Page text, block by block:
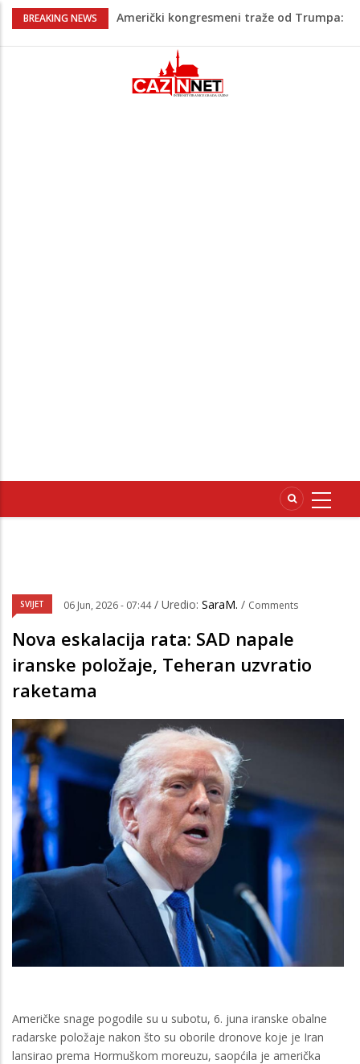
BREAKING NEWS
Američki kongresmeni traže od Trumpa:
Republike Srpske
Lana Pudar predvodi BiH na EP: Pariz
čeka najbolju bh. plivačicu
SVIJET 06 Jun, 2026 - 07:44 / Uredio: SaraM. / Comments
Nova eskalacija rata: SAD napale
iranske položaje, Teheran uzvratio
raketama
Američke snage pogodile su u subotu, 6. juna iranske obalne
radarske položaje nakon što su oborile dronove koje je Iran
lansirao prema Hormuškom moreuzu, saopćila je američka